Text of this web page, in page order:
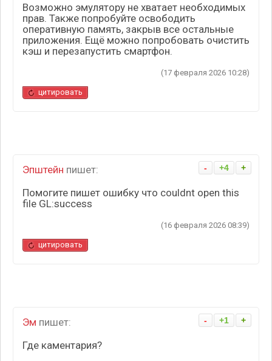
Возможно эмулятору не хватает необходимых
прав. Также попробуйте освободить
оперативную память, закрыв все остальные
приложения. Ещё можно попробовать очистить
кэш и перезапустить смартфон.
(17 февраля 2026 10:28)
цитировать
- +4 +
Эпштейн пишет:
Помогите пишет ошибку что couldnt open this
file GL:success
(16 февраля 2026 08:39)
цитировать
- +1 +
Эм пишет:
Где каментария?